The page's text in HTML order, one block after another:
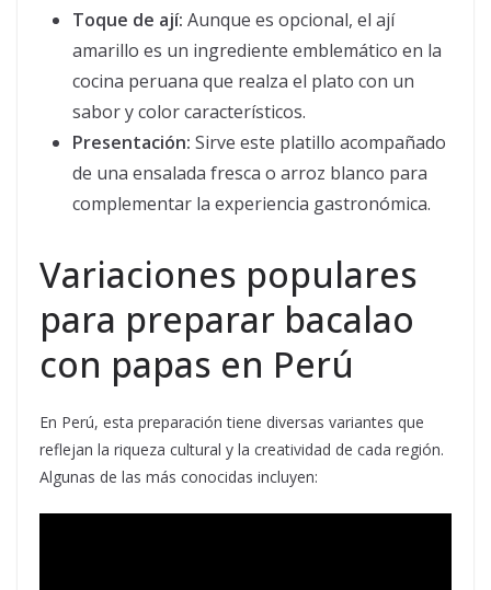
Toque de ají: Aunque es opcional, el ají
amarillo es un ingrediente emblemático en la
cocina peruana que realza el plato con un
sabor y color característicos.
Presentación: Sirve este platillo acompañado
de una ensalada fresca o arroz blanco para
complementar la experiencia gastronómica.
Variaciones populares
para preparar bacalao
con papas en Perú
En Perú, esta preparación tiene diversas variantes que
reflejan la riqueza cultural y la creatividad de cada región.
Algunas de las más conocidas incluyen: